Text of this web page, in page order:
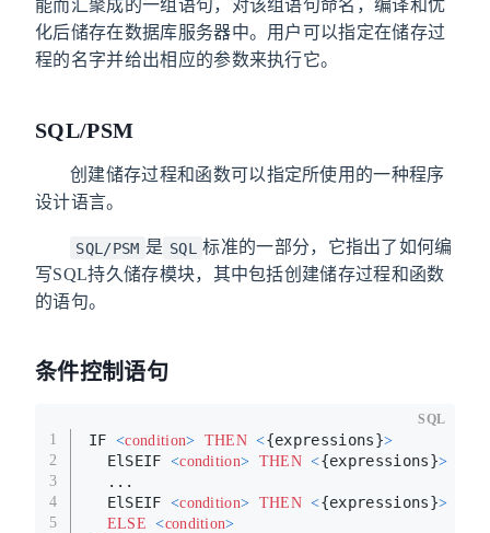
能而汇聚成的一组语句，对该组语句命名，编译和优
化后储存在数据库服务器中。用户可以指定在储存过
程的名字并给出相应的参数来执行它。
SQL/PSM
创建储存过程和函数可以指定所使用的一种程序
设计语言。
SQL/PSM 是 SQL
标准的一部分，它指出了如何编
写SQL持久储存模块，其中包括创建储存过程和函数
的语句。
条件控制语句
1
2
3
4
5
IF <condition> THEN <{expressions}>
  ElSEIF
<condition> THEN <{expressions}>
  ...
  ElSEIF
<condition> THEN <{expressions}>
ELSE
<condition>
SQL